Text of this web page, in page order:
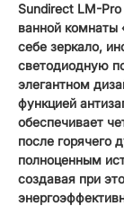
Sundirect LM-
ванной комнаты
себе зеркало,
светодиодную
элегантном
функцией
обеспечивает
после горячего
полноценным
создавая при